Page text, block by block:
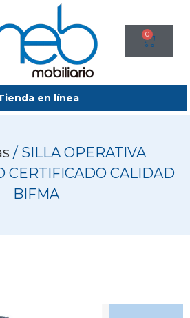
0
en línea
/ SILLA OPERATIVA
CERTIFICADO CALIDAD
BIFMA